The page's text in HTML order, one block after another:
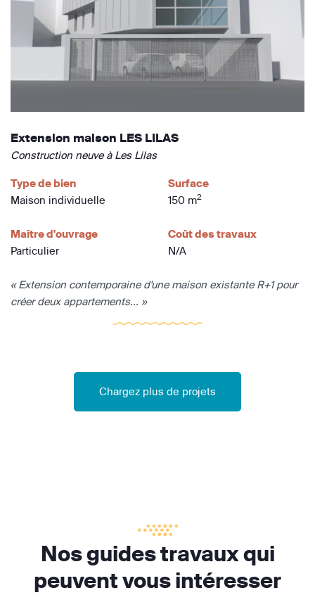
Extension maison LES LILAS
Construction neuve à Les Lilas
Type de bien
Maison individuelle
Surface
150 m2
Maître d'ouvrage
Particulier
Coût des travaux
N/A
« Extension contemporaine d'une maison existante R+1 pour
créer deux appartements... »
Chargez plus de projets
Nos guides travaux qui
peuvent vous intéresser